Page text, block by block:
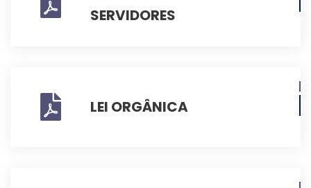
SERVIDORES
LEI ORGÂNICA